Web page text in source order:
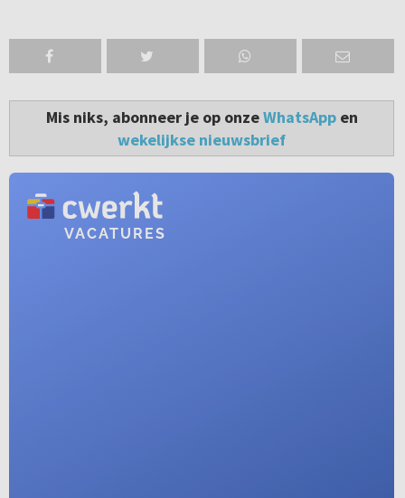
Mis niks, abonneer je op onzeWhatsAppen
wekelijkse nieuwsbrief